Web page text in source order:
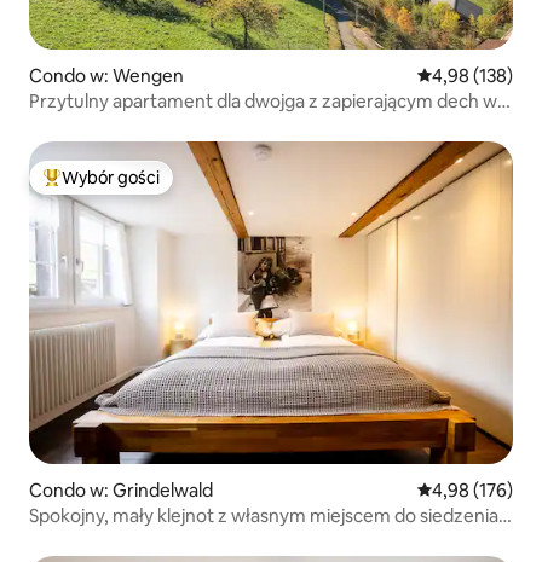
Condo w: Wengen Średnia
4,98 (138)
Przytulny apartament dla dwojga z zapierającym dech w
Najpopularniejsze z kategorii Wybór gości
Wybór gości
Condo w: Grindelwald Średnia
4,98 (176)
Spokojny, mały klejnot z własnym miejscem do siedzenia